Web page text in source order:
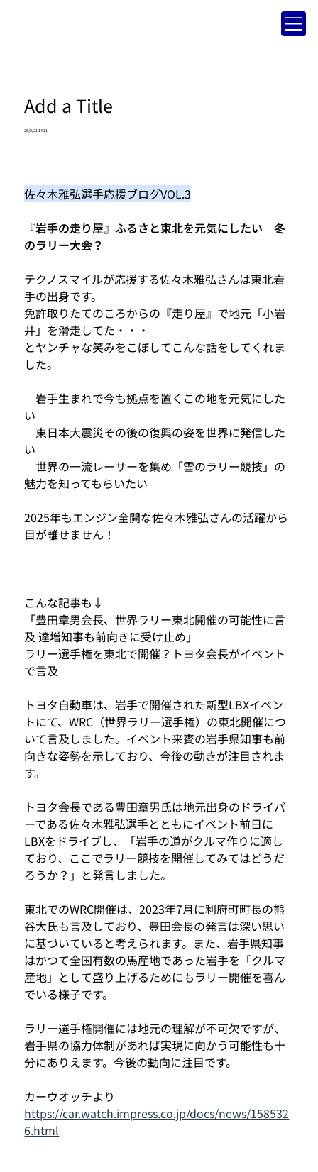
Add a Title
25/8/21 14:11
佐々木雅弘選手応援ブログVOL.3
『岩手の走り屋』ふるさと東北を元気にしたい　冬
のラリー大会？
テクノスマイルが応援する佐々木雅弘さんは東北岩
手の出身です。
免許取りたてのころからの『走り屋』で地元「小岩
井」を滑走してた・・・
とヤンチャな笑みをこぼしてこんな話をしてくれま
した。
岩手生まれで今も拠点を置くこの地を元気にした
い
東日本大震災その後の復興の姿を世界に発信した
い
世界の一流レーサーを集め「雪のラリー競技」の
魅力を知ってもらいたい
2025年もエンジン全開な佐々木雅弘さんの活躍から
目が離せません！
こんな記事も↓
「豊田章男会長、世界ラリー東北開催の可能性に言
及 達増知事も前向きに受け止め」
ラリー選手権を東北で開催？トヨタ会長がイベント
で言及
トヨタ自動車は、岩手で開催された新型LBXイベン
トにて、WRC（世界ラリー選手権）の東北開催につ
いて言及しました。イベント来賓の岩手県知事も前
向きな姿勢を示しており、今後の動きが注目されま
す。
トヨタ会長である豊田章男氏は地元出身のドライバ
ーである佐々木雅弘選手とともにイベント前日に
LBXをドライブし、「岩手の道がクルマ作りに適し
ており、ここでラリー競技を開催してみてはどうだ
ろうか？」と発言しました。
東北でのWRC開催は、2023年7月に利府町町長の熊
谷大氏も言及しており、豊田会長の発言は深い思い
に基づいていると考えられます。また、岩手県知事
はかつて全国有数の馬産地であった岩手を「クルマ
産地」として盛り上げるためにもラリー開催を喜ん
でいる様子です。
ラリー選手権開催には地元の理解が不可欠ですが、
岩手県の協力体制があれば実現に向かう可能性も十
分にありえます。今後の動向に注目です。
カーウオッチより
https://car.watch.impress.co.jp/docs/news/158532
6.html